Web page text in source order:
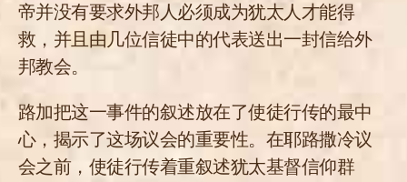
帝并没有要求外邦人必须成为犹太人才能得
救，并且由几位信徒中的代表送出一封信给外
邦教会。
路加把这一事件的叙述放在了使徒行传的最中
心，揭示了这场议会的重要性。在耶路撒冷议
会之前，使徒行传着重叙述犹太基督信仰群